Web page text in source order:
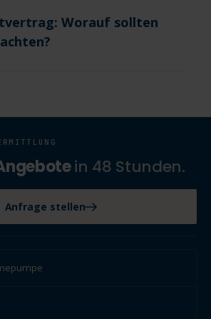
Worauf sollten
in 48 Stunden.
Anfrage stellen